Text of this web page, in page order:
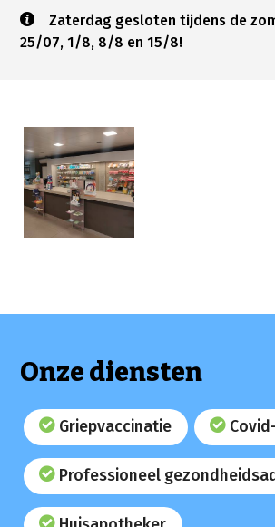
Zaterdag gesloten tijdens de
25/07, 1/8, 8/8 en 15/8!
Onze diensten
Griepvaccinatie
Professioneel